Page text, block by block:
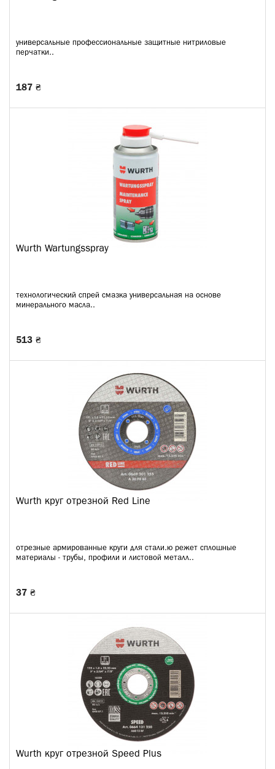
универсальные профессиональные защитные нитриловые
перчатки..
187 ₴
Wurth Wartungsspray
технологический спрей смазка универсальная на основе
минерального масла..
513 ₴
Wurth круг отрезной Red Line
отрезные армированные круги для стали.ю режет сплошные
материалы - трубы, профили и листовой металл..
37 ₴
Wurth круг отрезной Speed Plus